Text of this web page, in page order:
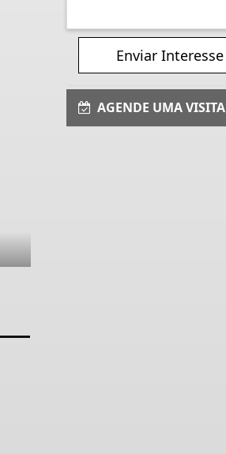
Enviar Interesse
AGENDE UMA VISITA